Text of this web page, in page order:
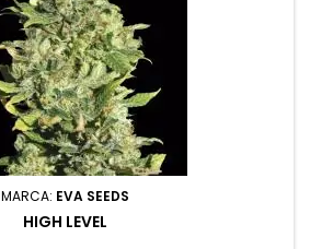
MARCA: EVA SEEDS
HIGH LEVEL